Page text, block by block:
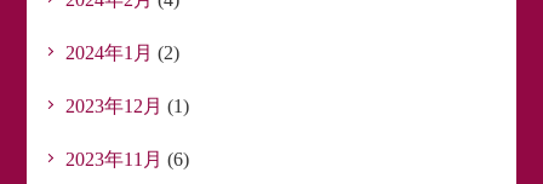
2024年1月 (2)
2023年12月 (1)
2023年11月 (6)